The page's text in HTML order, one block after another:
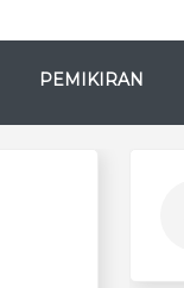
PEMIKIRAN